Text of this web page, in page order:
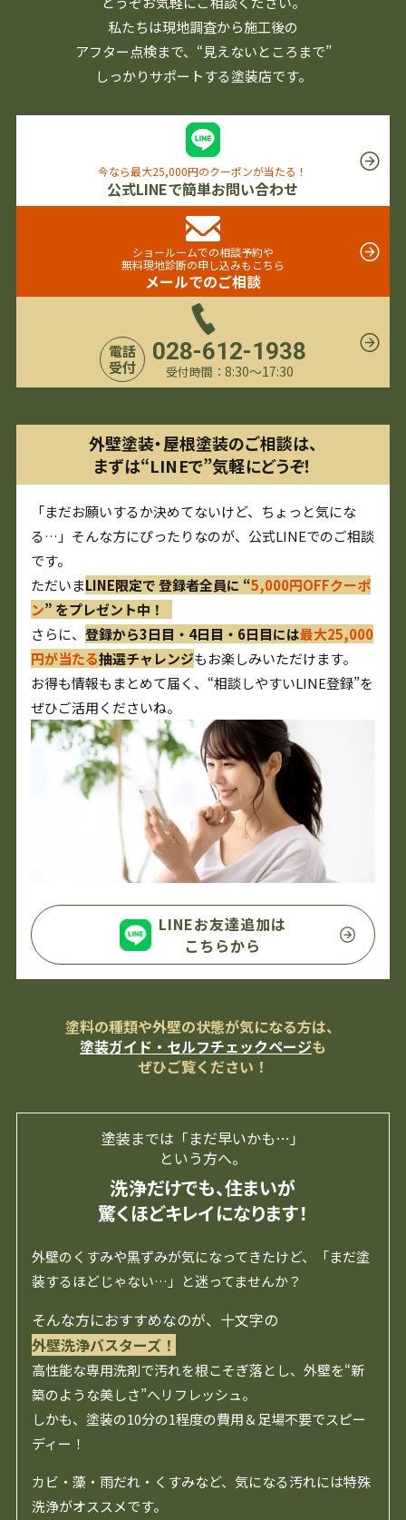
私たちは現地調査から施工後の
アフター点検まで、 “見えないところまで”
しっかりサポートする塗装店です。
今なら最大25,000円のクーポンが当たる！
公式LINEで簡単お問い合わせ
ショールームでの相談予約や
無料現地診断の申し込みもこちら
メールでのご相談
電話
受付
028-612-1938
受付時間： 8:30〜17:30
外壁塗装・屋根塗装のご相談は、
まずは“LINEで”気軽にどうぞ！
「まだお願いするか決めてないけど、ちょっと気にな
る…」そんな方にぴったりなのが、公式LINEでのご相談
です。
ただいまLINE限定で 登録者全員に “5,000円OFFクーポ
ン” をプレゼント中！
さらに、登録から3日目・4日目・6日目には最大25,000
円が当たる抽選チャレンジもお楽しみいただけます。
お得も情報もまとめて届く、“相談しやすいLINE登録”を
ぜひご活用くださいね。
LINEお友達追加は
こちらから
塗料の種類や外壁の状態が気になる方は、
塗装ガイド・セルフチェックページも
ぜひご覧ください！
塗装までは「まだ早いかも…」
という方へ。
洗浄だけでも、住まいが
驚くほどキレイになります！
外壁のくすみや黒ずみが気になってきたけど、「まだ塗
装するほどじゃない…」と迷ってませんか？
そんな方におすすめなのが、十文字の
外壁洗浄バスターズ！
高性能な専用洗剤で汚れを根こそぎ落とし、外壁を“新
築のような美しさ”へリフレッシュ。
しかも、塗装の10分の1程度の費用＆足場不要でスピー
ディー！
カビ・藻・雨だれ・くすみなど、気になる汚れには特殊
洗浄がオススメです。